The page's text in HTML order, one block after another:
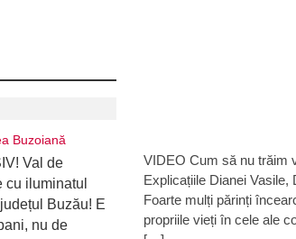
Buzoiană
Val de
cu iluminatul
Buzău! E
nu de
VIDEO Cum să nu trăim
Explicațiile Dianei Vasile,
Foarte mulți părinți
propriile vieți în cele ale